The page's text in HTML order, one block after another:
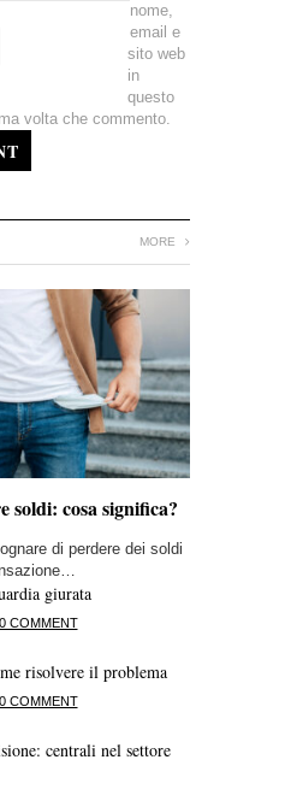
nome,
email e
sito web
in
questo
volta che commento.
MORE
soldi: cosa significa?
di perdere dei soldi
giurata
0 COMMENT
risolvere il problema
0 COMMENT
centrali nel settore